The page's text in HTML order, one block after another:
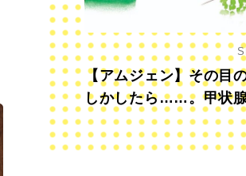
【アムジェン】その目
しかしたら……。甲状
っていますか？